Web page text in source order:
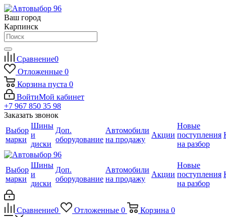
Ваш город
Карпинск
Сравнение0
Отложенные 0
Корзина пуста 0
ВойтиМой кабинет
+7 967 850 35 98
Заказать звонок
Выбор
марки
Шины
и
диски
Доп.
оборудование
Автомобили
на продажу
Акции
Новые
поступления
на разбор
Выбор
марки
Шины
и
диски
Доп.
оборудование
Автомобили
на продажу
Акции
Новые
поступления
на разбор
Сравнение0 Отложенные 0 Корзина 0